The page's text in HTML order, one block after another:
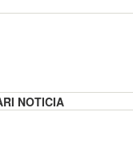
NOTICIA